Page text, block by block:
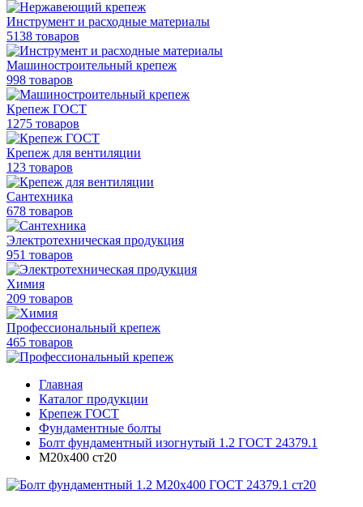
Инструмент и расходные материалы
5138 товаров
Машиностроительный крепеж
998 товаров
Крепеж ГОСТ
1275 товаров
Крепеж для вентиляции
123 товаров
Сантехника
678 товаров
Электротехническая продукция
951 товаров
Химия
209 товаров
Профессиональный крепеж
465 товаров
Главная
Каталог продукции
Крепеж ГОСТ
Фундаментные болты
Болт фундаментный изогнутый 1.2 ГОСТ 24379.1
М20х400 ст20